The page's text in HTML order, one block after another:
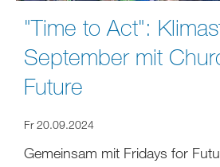
"Time to Act":
September mit
Future
Fr 20.09.2024
Gemeinsam mit Fridays for